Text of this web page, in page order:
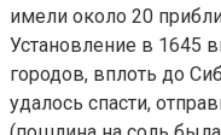
имели около 20
Установление в 1645
городов, вплоть до
удалось спасти,